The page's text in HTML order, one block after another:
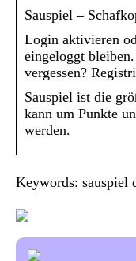
Sauspiel –
Login aktivieren
eingeloggt
vergessen?
Sauspiel ist die
kann um Punkte
werden.
Keywords: sauspiel